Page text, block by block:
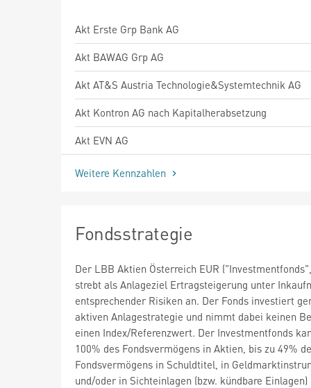
Akt Erste Grp Bank AG
Akt BAWAG Grp AG
Akt AT&S Austria Technologie&Systemtechnik AG
Akt Kontron AG nach Kapitalherabsetzung
Akt EVN AG
Weitere Kennzahlen
Fondsstrategie
Der LBB Aktien Österreich EUR
strebt als Anlageziel Ertragsteigerung unter
entsprechender Risiken an. Der Fonds investiert
aktiven Anlagestrategie und nimmt dabei keinen
einen Index/Referenzwert. Der Investmentfonds
100% des Fondsvermögens in Aktien, bis zu 49%
Fondsvermögens in Schuldtitel, in
und/oder in Sichteinlagen (bzw. kündbare